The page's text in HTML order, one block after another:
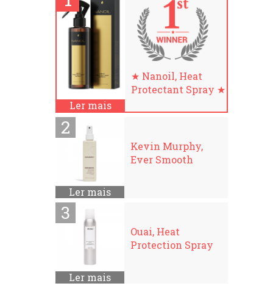
★ Nanoil, Heat
Protectant Spray ★
Ler mais
Kevin Murphy,
Ever Smooth
Ler mais
Ouai, Heat
Protection Spray
Ler mais